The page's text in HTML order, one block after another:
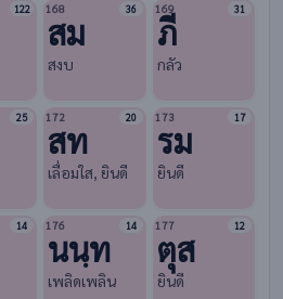
122 168 36
สม
สงบ
169 31
ภี
กลัว
25 172 20
สท
เลื่อมใส,​ ยินดี
173 17
รม
ยินดี
14 176 14
นนฺท
เพลิดเพลิน
177 12
ตุส
ยินดี